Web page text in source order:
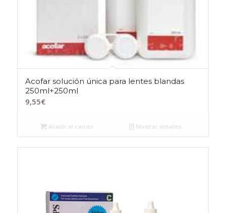
Acofar solución única para lentes blandas
250ml+250ml
9,55€
Añadir al carrito Mostrar detalles